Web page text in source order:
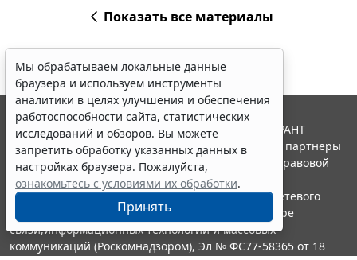
Показать все материалы
Мы обрабатываем локальные данные
браузера и используем инструменты
аналитики в целях улучшения и обеспечения
работоспособности сайта, статистических
исследований и обзоров. Вы можете
запретить обработку указанных данных в
настройках браузера. Пожалуйста,
ознакомьтесь с условиями их обработки.
Принять
© ООО "НПП "ГАРАНТ-СЕРВИС", 2026. Система ГАРАНТ
выпускается с 1990 года. Компания "Гарант" и ее партнеры
являются участниками Российской ассоциации правовой
информации ГАРАНТ.
Портал ГАРАНТ.РУ зарегистрирован в качестве сетевого
издания Федеральной службой по надзору в сфере
связи,информационных технологий и массовых
коммуникаций (Роскомнадзором), Эл № ФС77-58365 от 18